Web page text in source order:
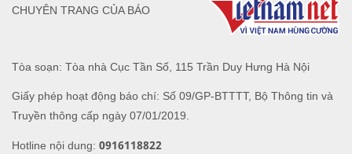
Tòa soạn: Tòa nhà Cục Tần Số, 115 Trần Duy Hưng Hà Nội
Giấy phép hoạt động báo chí: Số 09/GP-BTTTT, Bộ Thông tin và
Truyền thông cấp ngày 07/01/2019.
Hotline nội dung: 0916118822
CHUYÊN TRANG CỦA BÁO